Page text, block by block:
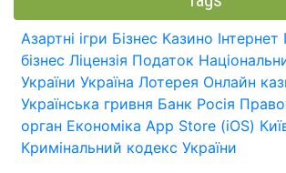
Азартні ігри Бізнес Казино Інтернет
бізнес Ліцензія Податок
України Україна Лотерея Онлайн
Українська гривня Банк Росія
орган Економіка App Store (iOS)
Кримінальний кодекс України